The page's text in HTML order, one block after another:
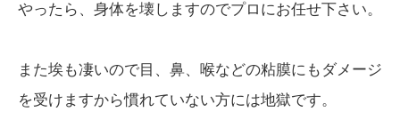
やったら、身体を壊しますのでプロにお任せ下さい。
また埃も凄いので目、鼻、喉などの粘膜にもダメージ
を受けますから慣れていない方には地獄です。